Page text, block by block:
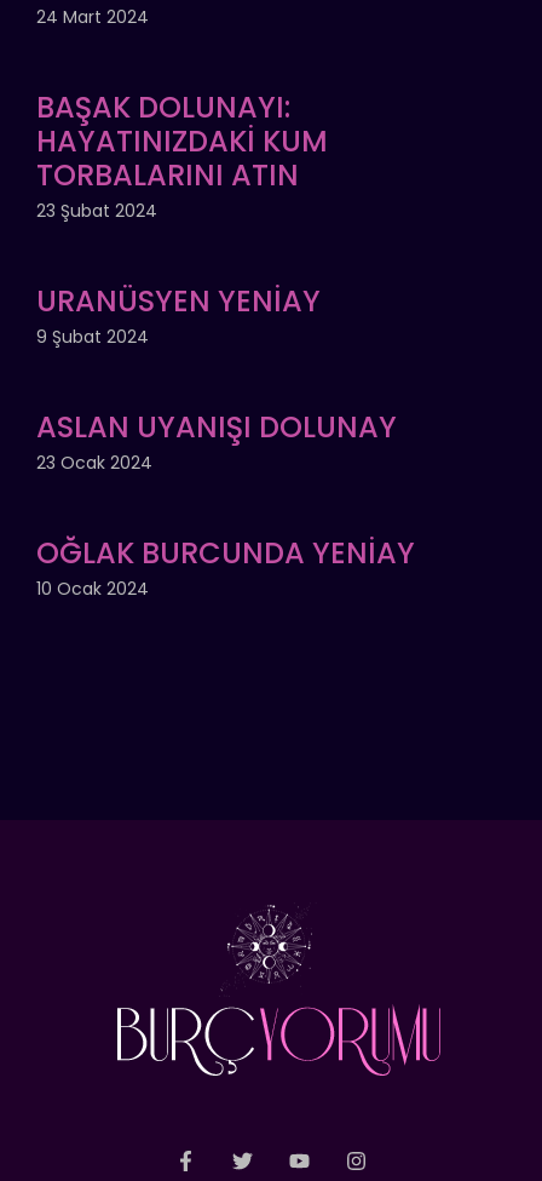
24 Mart 2024
BAŞAK DOLUNAYI:
HAYATINIZDAKİ KUM
TORBALARINI ATIN
23 Şubat 2024
URANÜSYEN YENİAY
9 Şubat 2024
ASLAN UYANIŞI DOLUNAY
23 Ocak 2024
OĞLAK BURCUNDA YENİAY
10 Ocak 2024